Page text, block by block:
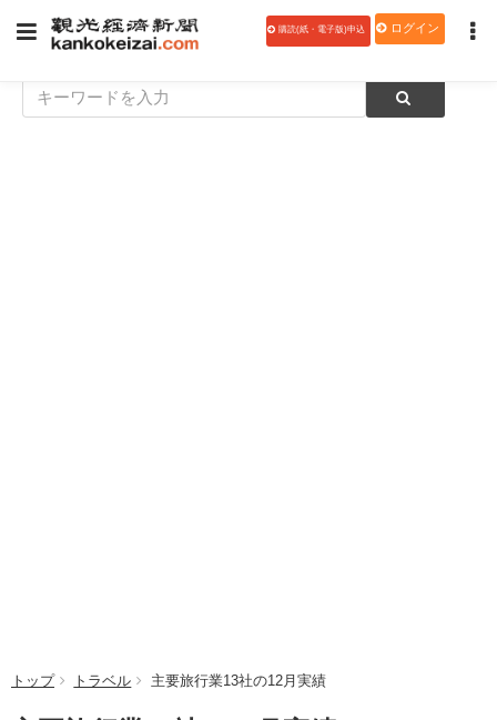
購読(紙・電子版)申込 ログイン
トップ トラベル 主要旅行業13社の12月実績